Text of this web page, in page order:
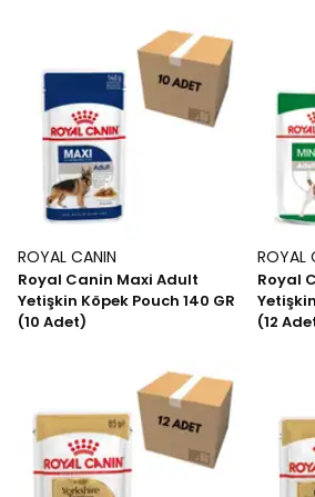
ROYAL CANIN
Royal Canin Maxi Adult
Yetişkin Köpek Pouch 140 GR
(10 Adet)
ROYAL
Royal
(12